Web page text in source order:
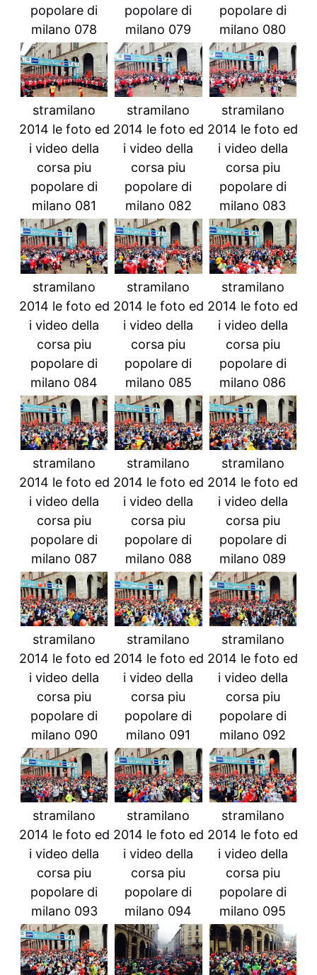
popolare di
milano 078
popolare di
milano 079
popolare di
milano 080
stramilano
2014 le foto ed
i video della
corsa piu
popolare di
milano 081
stramilano
2014 le foto ed
i video della
corsa piu
popolare di
milano 082
stramilano
2014 le foto ed
i video della
corsa piu
popolare di
milano 083
stramilano
2014 le foto ed
i video della
corsa piu
popolare di
milano 084
stramilano
2014 le foto ed
i video della
corsa piu
popolare di
milano 085
stramilano
2014 le foto ed
i video della
corsa piu
popolare di
milano 086
stramilano
2014 le foto ed
i video della
corsa piu
popolare di
milano 087
stramilano
2014 le foto ed
i video della
corsa piu
popolare di
milano 088
stramilano
2014 le foto ed
i video della
corsa piu
popolare di
milano 089
stramilano
2014 le foto ed
i video della
corsa piu
popolare di
milano 090
stramilano
2014 le foto ed
i video della
corsa piu
popolare di
milano 091
stramilano
2014 le foto ed
i video della
corsa piu
popolare di
milano 092
stramilano
2014 le foto ed
i video della
corsa piu
popolare di
milano 093
stramilano
2014 le foto ed
i video della
corsa piu
popolare di
milano 094
stramilano
2014 le foto ed
i video della
corsa piu
popolare di
milano 095